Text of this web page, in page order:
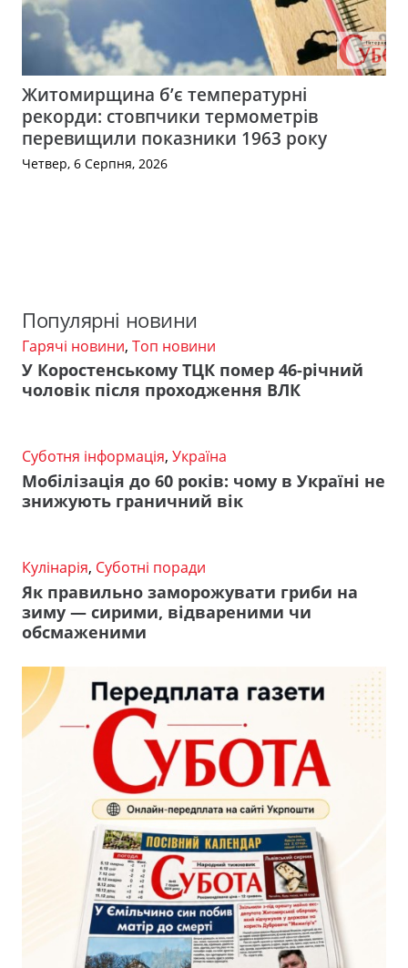
Житомирщина б’є температурні
рекорди: стовпчики термометрів
перевищили показники 1963 року
Четвер, 6 Серпня, 2026
Популярні новини
Гарячі новини, Топ новини
У Коростенському ТЦК помер 46-річний
чоловік після проходження ВЛК
Суботня інформація, Україна
Мобілізація до 60 років: чому в Україні не
знижують граничний вік
Кулінарія, Суботні поради
Як правильно заморожувати гриби на
зиму — сирими, відвареними чи
обсмаженими